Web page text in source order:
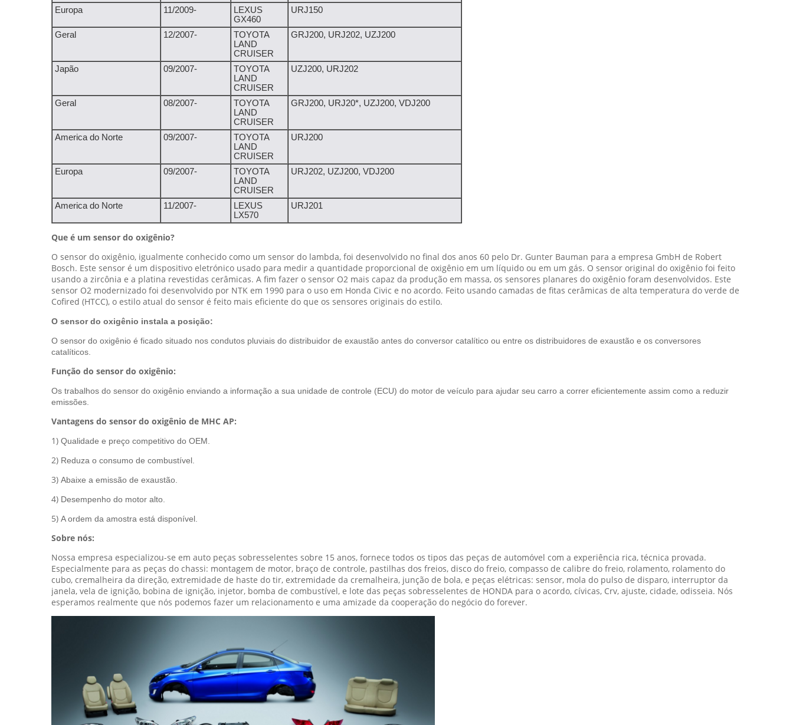
Europa 11/2009-
LEXUS
GX460
URJ150
Geral 12/2007-
TOYOTA
LAND
CRUISER
GRJ200, URJ202, UZJ200
Japão 09/2007-
TOYOTA
LAND
CRUISER
UZJ200, URJ202
Geral 08/2007-
TOYOTA
LAND
CRUISER
GRJ200, URJ20*, UZJ200, VDJ200
America do Norte 09/2007-
TOYOTA
LAND
CRUISER
URJ200
Europa 09/2007-
TOYOTA
LAND
CRUISER
URJ202, UZJ200, VDJ200
America do Norte 11/2007-
LEXUS
LX570
URJ201
Que é um sensor do oxigênio?
O sensor do oxigênio, igualmente conhecido como um sensor do lambda, foi desenvolvido no final dos anos 60 pelo Dr. Gunter Bauman para a empresa GmbH de Robert
Bosch. Este sensor é um dispositivo eletrónico usado para medir a quantidade proporcional de oxigênio em um líquido ou em um gás. O sensor original do oxigênio foi feito
usando a zircônia e a platina revestidas cerâmicas. A fim fazer o sensor O2 mais capaz da produção em massa, os sensores planares do oxigênio foram desenvolvidos. Este
sensor O2 modernizado foi desenvolvido por NTK em 1990 para o uso em Honda Civic e no acordo. Feito usando camadas de fitas cerâmicas de alta temperatura do verde de
Cofired (HTCC), o estilo atual do sensor é feito mais eficiente do que os sensores originais do estilo.
O sensor do oxigênio instala a posição:
O sensor do oxigênio é ficado situado nos condutos pluviais do distribuidor de exaustão antes do conversor catalítico ou entre os distribuidores de exaustão e os conversores
catalíticos.
Função do sensor do oxigênio:
Os trabalhos do sensor do oxigênio enviando a informação a sua unidade de controle (ECU) do motor de veículo para ajudar seu carro a correr eficientemente assim como a reduzir
emissões.
Vantagens do sensor do oxigênio de MHC AP:
1) Qualidade e preço competitivo do OEM.
2) Reduza o consumo de combustível.
3) Abaixe a emissão de exaustão.
4) Desempenho do motor alto.
5) A ordem da amostra está disponível.
Sobre nós:
Nossa empresa especializou-se em auto peças sobresselentes sobre 15 anos, fornece todos os tipos das peças de automóvel com a experiência rica, técnica provada.
Especialmente para as peças do chassi: montagem de motor, braço de controle, pastilhas dos freios, disco do freio, compasso de calibre do freio, rolamento, rolamento do
cubo, cremalheira da direção, extremidade de haste do tir, extremidade da cremalheira, junção de bola, e peças elétricas: sensor, mola do pulso de disparo, interruptor da
janela, vela de ignição, bobina de ignição, injetor, bomba de combustível, e lote das peças sobresselentes de HONDA para o acordo, cívicas, Crv, ajuste, cidade, odisseia. Nós
esperamos realmente que nós podemos fazer um relacionamento e uma amizade da cooperação do negócio do forever.